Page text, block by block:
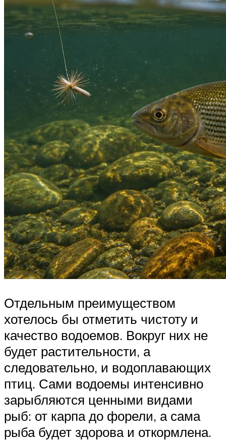
Отдельным преимуществом
хотелось бы отметить чистоту и
качество водоемов. Вокруг них не
будет растительности, а
следовательно, и водоплавающих
птиц. Сами водоемы интенсивно
зарыбляются ценными видами
рыб: от карпа до форели, а сама
рыба будет здорова и откормлена.